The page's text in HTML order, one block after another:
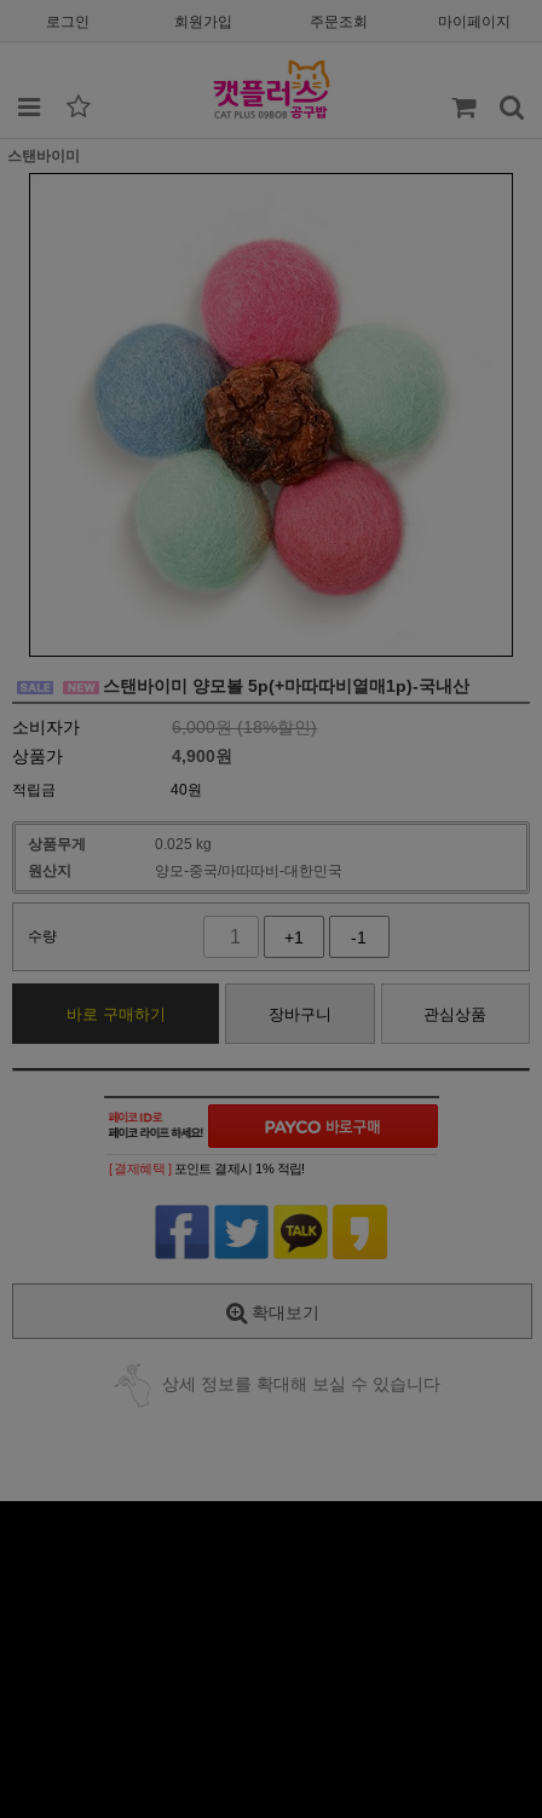
로그인 회원가입 주문조회 마이페이지
스탠바이미
스탠바이미 양모볼 5p(+마따따비열매1p)-국내산
소비자가 6,000원 (18%할인)
상품가
4,900원
적립금 40원
상품무게
0.025 kg
원산지
양모-중국/마따따비-대한민국
수량 +1 -1
바로 구매하기 장바구니 관심상품
[ 결제혜택 ] 포인트 결제시 1% 적립!
확대보기
상세 정보를 확대해 보실 수 있습니다